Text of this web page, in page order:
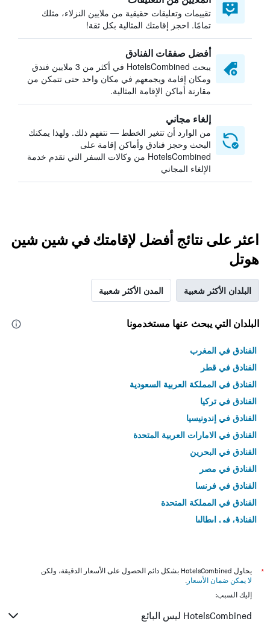
تقييمات وتعليقات حقيقية من ملايين النزلاء، مثلك
تمامًا. احجز إقامتك المثالية بكل ثقة!
أفضل صفقات الفنادق
يبحث HotelsCombined في أكثر من 3 ملايين فندق
ومكان إقامة ويجمعهم في مكان واحد حتى تتمكن من
مقارنة أماكن الإقامة المثالية.
إلغاء مجاني
من الوارد أن تتغير الخطط — نتفهم ذلك. ولهذا يمكنك
البحث وحجز فنادق وأماكن إقامة على
HotelsCombined من وكالات السفر التي تقدم خدمة
الإلغاء المجاني
اعثر على نتائج أفضل لإقامتك في شين شين
هوتل
البلدان الأكثر شعبية المدن الأكثر شعبية
البلدان التي يبحث عنها مستخدمونا
الفنادق في المغرب
الفنادق في قطر
الفنادق في المملكة العربية السعودية
الفنادق في تركيا
الفنادق في إندونيسيا
الفنادق في الامارات العربية المتحدة
الفنادق في البحرين
الفنادق في مصر
الفنادق في فرنسا
الفنادق في المملكة المتحدة
الفنادق في إيطاليا
*
يحاول HotelsCombined بشكل دائم الحصول على الأسعار الدقيقة، ولكن
لا يمكن ضمان الأسعار .
إليك السبب:
HotelsCombined ليس البائع